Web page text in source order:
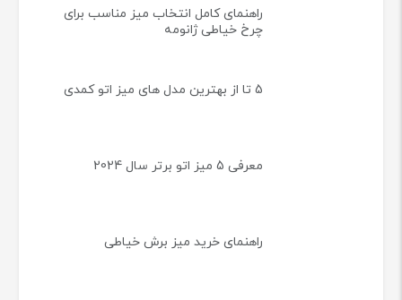
راهنمای کامل انتخاب میز مناسب برای
چرخ خیاطی ژانومه
5 تا از بهترین مدل های میز اتو کمدی
معرفی 5 میز اتو برتر سال 2024
راهنمای خرید میز برش خیاطی